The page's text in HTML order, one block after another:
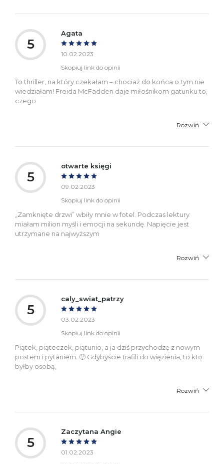
5
Agata
10.02.2023
Skopiuj link do opinii
To thriller, na który czekałam – chociaż do końca o tym nie
wiedziałam! Freida McFadden daje miłośnikom gatunku to,
czego
Rozwiń
5
otwarte księgi
09.02.2023
Skopiuj link do opinii
„Zamknięte drzwi” wbiły mnie w fotel. Podczas lektury
miałam milion myśli i emocji na sekundę. Napięcie jest
utrzymane na najwyższym
Rozwiń
5
caly_swiat_patrzy
03.02.2023
Skopiuj link do opinii
Piątek, piąteczek, piątunio, a ja dziś przychodzę z nowym
postem i pytaniem. 🙂 Gdybyście trafili do więzienia, to kto
byłby osobą,
Rozwiń
5
Zaczytana Angie
01.02.2023